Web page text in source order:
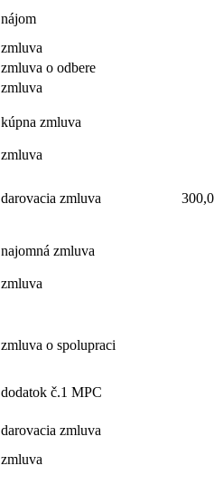
nájom
zmluva
zmluva o odbere
zmluva
kúpna zmluva
zmluva
darovacia zmluva
najomná zmluva
zmluva
zmluva o spolupraci
dodatok č.1 MPC
darovacia zmluva
zmluva